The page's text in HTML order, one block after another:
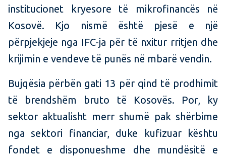
institucionet kryesore të mikrofinancës në
Kosovë. Kjo nismë është pjesë e një
përpjekjeje nga IFC-ja për të nxitur rritjen dhe
krijimin e vendeve të punës në mbarë vendin.
Bujqësia përbën gati 13 për qind të prodhimit
të brendshëm bruto të Kosovës. Por, ky
sektor aktualisht merr shumë pak shërbime
nga sektori financiar, duke kufizuar kështu
fondet e disponueshme dhe mundësitë e